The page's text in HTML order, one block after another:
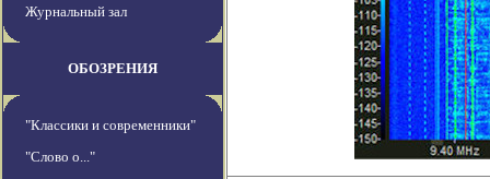
Журнальный зал
ОБОЗРЕНИЯ
"Классики и современники"
"Слово о..."